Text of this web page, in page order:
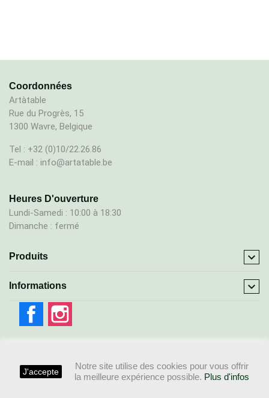
Coordonnées
Artàtable
Rue du Progrès, 15
1300 Wavre, Belgique
Tel : +32 (0)10/22.26.86
E-mail : info@artatable.be
Heures D'ouverture
Lundi-Samedi : 10:00 à 18:30
Dimanche : fermé
Produits 
Informations 
Facebook
J'accepte
Notre site utilise des cookies pour vous offrir
la meilleure expérience possible. Plus d'infos
© 2026 - Ecommerce by Webkrea